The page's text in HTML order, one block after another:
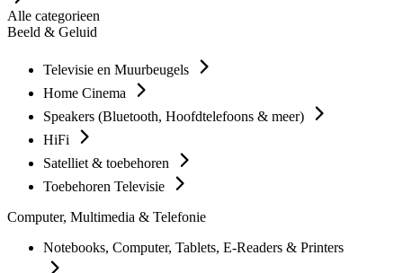
Alle categorieen
Beeld & Geluid
Televisie en Muurbeugels
Home Cinema
Speakers (Bluetooth, Hoofdtelefoons & meer)
HiFi
Satelliet & toebehoren
Toebehoren Televisie
Computer, Multimedia & Telefonie
Notebooks, Computer, Tablets, E-Readers & Printers